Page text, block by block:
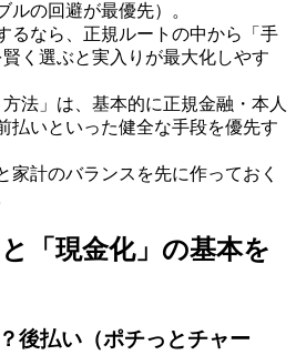
ルの回避が最優先）。
るなら、正規ルートの中から「手
く選ぶと実入りが最大化しやす
方法」は、基本的に正規金融・本人
払いといった健全な手段を優先す
家計のバランスを先に作っておく
「現金化」の基本を
後払い（ポチっとチャー